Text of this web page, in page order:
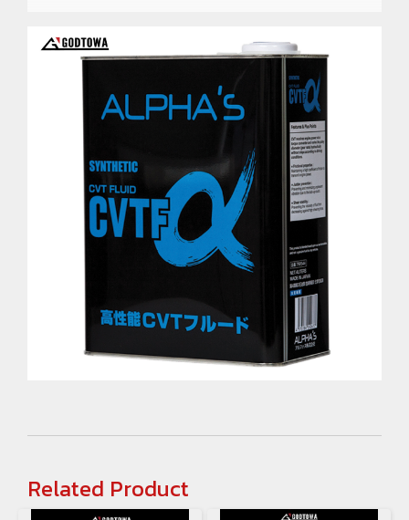
Related Product